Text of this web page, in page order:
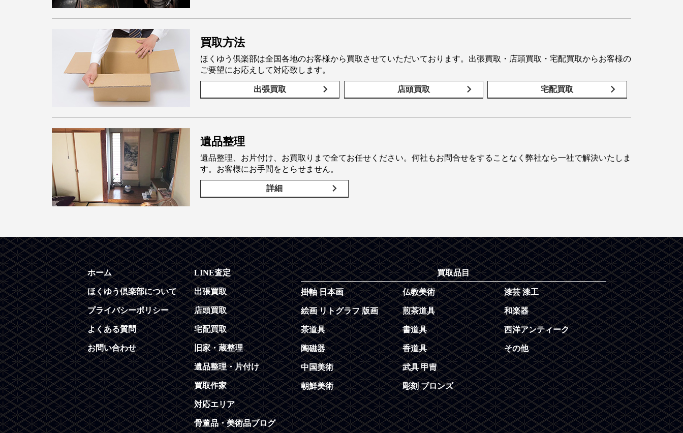
買取方法
ほくゆう倶楽部は全国各地のお客様から買取させていただいております。出張買取・店頭買取・宅配買取からお客様の
ご要望にお応えして対応致します。
出張買取 店頭買取 宅配買取
遺品整理
遺品整理、お片付け、お買取りまで全てお任せください。何社もお問合せをすることなく弊社なら一社で解決いたしま
す。お客様にお手間をとらせません。
詳細
ホーム
ほくゆう倶楽部について
プライバシーポリシー
よくある質問
お問い合わせ
LINE査定
出張買取
店頭買取
宅配買取
旧家・蔵整理
遺品整理・片付け
買取作家
対応エリア
骨董品・美術品ブログ
買取品目
掛軸 日本画
絵画 リトグラフ 版画
茶道具
陶磁器
中国美術
朝鮮美術
仏教美術
煎茶道具
書道具
香道具
武具 甲冑
彫刻 ブロンズ
漆芸 漆工
和楽器
西洋アンティーク
その他